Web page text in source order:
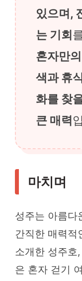
있으며,
는 기회
혼자만
색과 휴
화를 찾
큰 매력
마치며
성주는 아름다
간직한 매력적
소개한 성주호
은 혼자 걷기